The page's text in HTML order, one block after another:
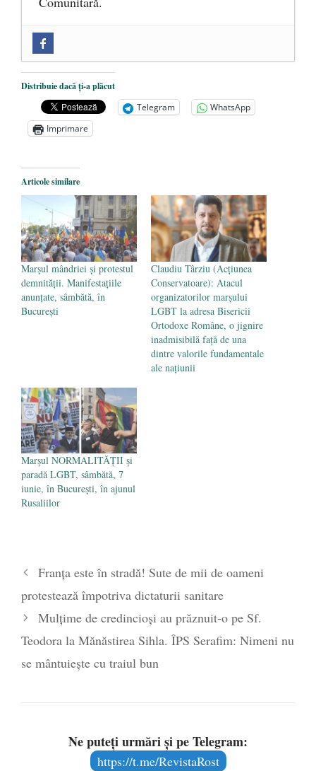
Mănăstirea „Sfânta Ana” Rohia. Părintele
Nicolae Steinhardt, comemorat la 102 ani
de la naștere - 29 iulie 2024
„Carnea cultivată” în laborator, tot mai
comercializare în UE
Părintele mărturisitor Constantin
Voicescu, pomenit, duminică, la
Mănăstirea Cernica - 27 iulie 2024
Distribuie dacă ți-a plăcut
Telegram
WhatsApp
Imprimare
Articole similare
Marșul mândriei și protestul
demnității. Manifestațiile
anunțate, sâmbătă, în
București
Claudiu Târziu (Acțiunea
Conservatoare): Atacul
organizatorilor marșului
LGBT la adresa Bisericii
Ortodoxe Române, o jignire
inadmisibilă față de una
dintre valorile fundamentale
ale națiunii
Marșul NORMALITĂȚII și
paradă LGBT, sâmbătă, 7
iunie, în București, în ajunul
Rusaliilor
Franța este în stradă! Sute de mii de oameni
protestează împotriva dictaturii sanitare
Mulțime de credincioși au prăznuit-o pe Sf.
Teodora la Mănăstirea Sihla. ÎPS Serafim: Nimeni nu
se mântuiește cu traiul bun
Ne puteți urmări și pe Telegram:
https://t.me/RevistaRost